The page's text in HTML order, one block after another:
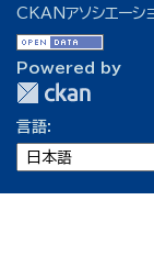
CKANアソシエーシ
Powered by
言語